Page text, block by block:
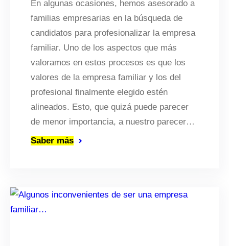
En algunas ocasiones, hemos asesorado a
familias empresarias en la búsqueda de
candidatos para profesionalizar la empresa
familiar. Uno de los aspectos que más
valoramos en estos procesos es que los
valores de la empresa familiar y los del
profesional finalmente elegido estén
alineados. Esto, que quizá puede parecer
de menor importancia, a nuestro parecer…
Saber más